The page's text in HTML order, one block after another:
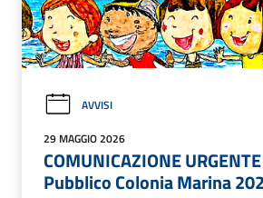
AVVISI
29 MAGGIO 2026
COMUNICAZIONE
Pubblico Colonia Marina